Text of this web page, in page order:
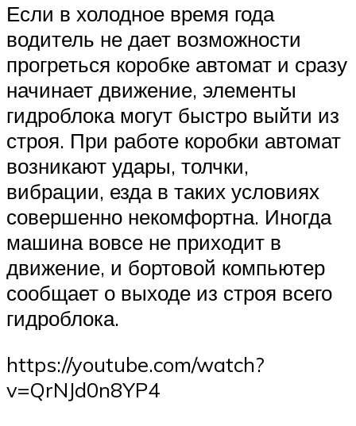
Если в холодное время года
водитель не дает возможности
прогреться коробке автомат и сразу
начинает движение, элементы
гидроблока могут быстро выйти из
строя. При работе коробки автомат
возникают удары, толчки,
вибрации, езда в таких условиях
совершенно некомфортна. Иногда
машина вовсе не приходит в
движение, и бортовой компьютер
сообщает о выходе из строя всего
гидроблока.
https://youtube.com/watch?
v=QrNJd0n8YP4